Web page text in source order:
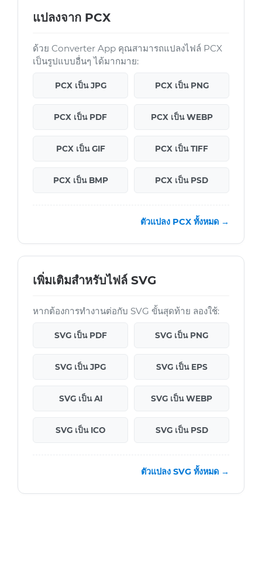
แปลงจาก PCX
ด้วย Converter App คุณสามารถแปลงไฟล์ PCX
เป็นรูปแบบอื่นๆ ได้มากมาย:
PCX เป็น JPG PCX เป็น PNG
PCX เป็น PDF PCX เป็น WEBP
PCX เป็น GIF PCX เป็น TIFF
PCX เป็น BMP PCX เป็น PSD
ตัวแปลง PCX ทั้งหมด →
เพิ่มเติมสำหรับไฟล์ SVG
หากต้องการทำงานต่อกับ SVG ขั้นสุดท้าย ลองใช้:
SVG เป็น PDF SVG เป็น PNG
SVG เป็น JPG SVG เป็น EPS
SVG เป็น AI SVG เป็น WEBP
SVG เป็น ICO SVG เป็น PSD
ตัวแปลง SVG ทั้งหมด →